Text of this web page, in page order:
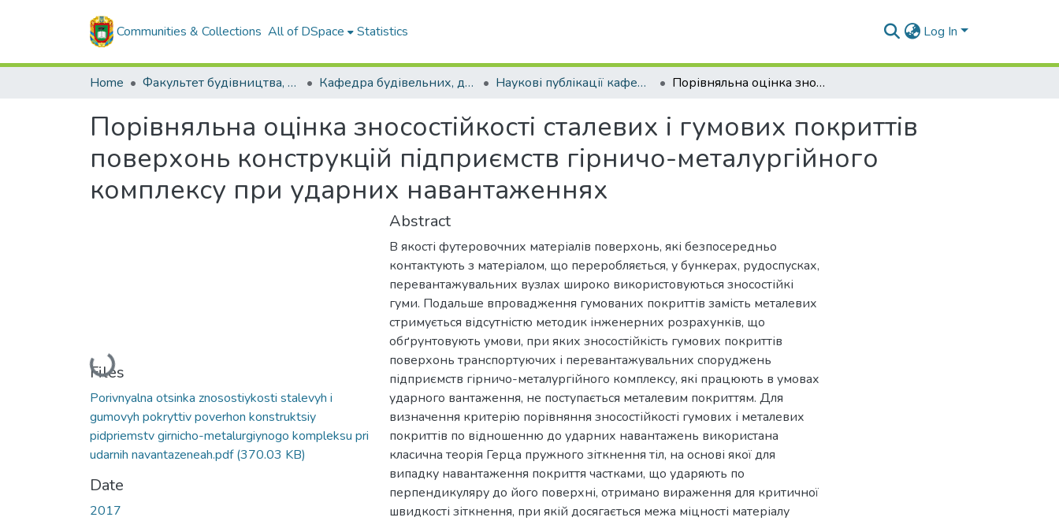
Communities & Collections All of DSpace Statistics Log In
Home Факультет будівництва, транспорту та енергетики Кафедра будівельних, дорожніх машин та будівництва Наукові публікації кафедри БДМБ Порівняльна оцінка зносостійкості сталевих і гумових покриттів поверхонь конструкцій підприємств гірничо-металургійного комплексу при ударних навантаженнях
Порівняльна оцінка зносостійкості сталевих і гумових покриттів
поверхонь конструкцій підприємств гірничо-металургійного
комплексу при ударних навантаженнях
Loading...
Files
Porivnyalna otsinka znosostiykosti stalevyh i
gumovyh pokryttiv poverhon konstruktsiy
pidpriemstv girnicho-metalurgiynogo kompleksu pri
udarnih navantazeneah.pdf(370.03 KB)
Date
2017
Abstract
В якості футеровочних матеріалів поверхонь, які безпосередньо
контактують з матеріалом, що переробляється, у бункерах, рудоспусках,
перевантажувальних вузлах широко використовуються зносостійкі
гуми. Подальше впровадження гумованих покриттів замість металевих
стримується відсутністю методик інженерних розрахунків, що
обґрунтовують умови, при яких зносостійкість гумових покриттів
поверхонь транспортуючих і перевантажувальних споруджень
підприємств гірничо-металургійного комплексу, які працюють в умовах
ударного вантаження, не поступається металевим покриттям. Для
визначення критерію порівняння зносостійкості гумових і металевих
покриттів по відношенню до ударних навантажень використана
класична теорія Герца пружного зіткнення тіл, на основі якої для
випадку навантаження покриття частками, що ударяють по
перпендикуляру до його поверхні, отримано вираження для критичної
швидкості зіткнення, при якій досягається межа міцності матеріалу